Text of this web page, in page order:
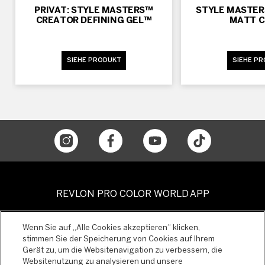
PRIVAT: STYLE MASTERS™
CREATOR DEFINING GEL™
SIEHE PRODUKT
STYLE
MATT
SIEHE
REVLON PRO COLOR WORLD APP
Wenn Sie auf „Alle Cookies akzeptieren“ klicken,
stimmen Sie der Speicherung von Cookies auf Ihrem
Gerät zu, um die Websitenavigation zu verbessern, die
Websitenutzung zu analysieren und unsere